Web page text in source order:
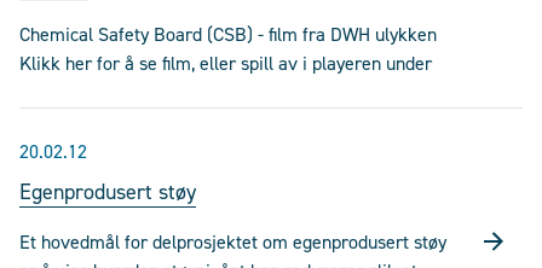
Chemical Safety Board (CSB) - film fra DWH ulykken
Klikk her for å se film, eller spill av i playeren under
20.02.12
Egenprodusert støy
Et hovedmål for delprosjektet om egenprodusert støy